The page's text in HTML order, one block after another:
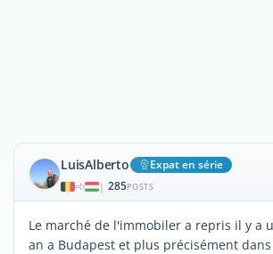
LuisAlberto Expat en série
| 285POSTS
Le marché de l'immobiler a repris il y a
an a Budapest et plus précisément